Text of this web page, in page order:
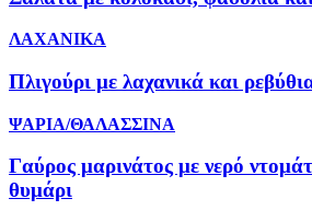
ΛΑΧΑΝΙΚΑ
Πλιγούρι με λαχανικά και
ΨΑΡΙΑ/ΘΑΛΑΣΣΙΝΑ
Γαύρος μαρινάτος με νερό
θυμάρι